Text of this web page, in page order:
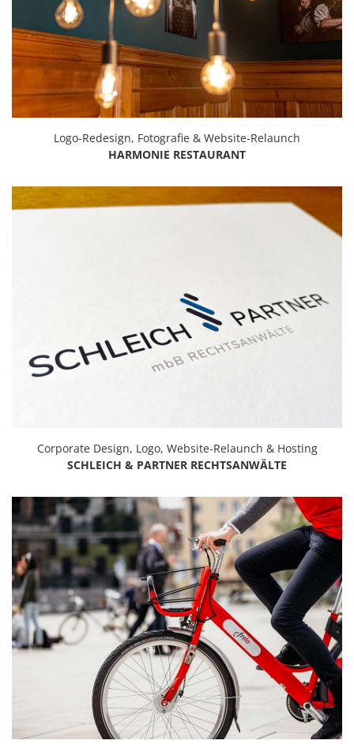
Logo-Redesign, Fotografie & Website-Relaunch
HARMONIE RESTAURANT
Corporate Design, Logo, Website-Relaunch & Hosting
SCHLEICH & PARTNER RECHTSANWÄLTE